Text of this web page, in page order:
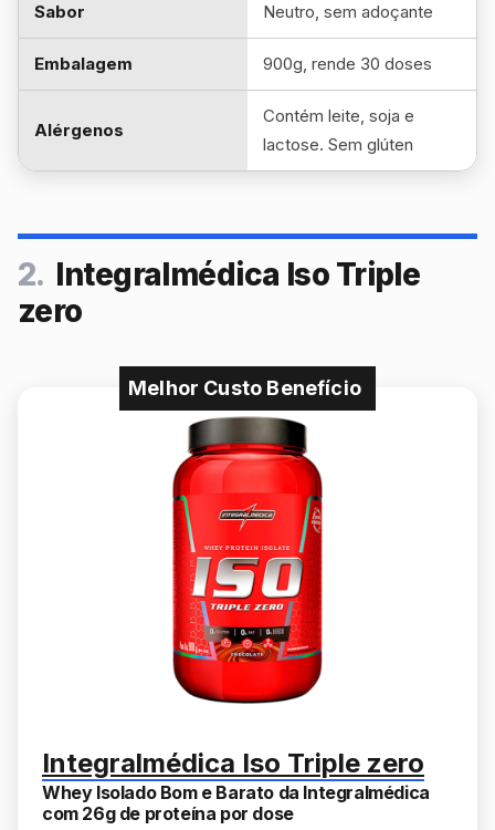
Sabor Neutro, sem adoçante
Embalagem 900g, rende 30 doses
Alérgenos
Contém leite, soja e
lactose. Sem glúten
2. Integralmédica Iso Triple
zero
Melhor Custo Benefício
Integralmédica Iso Triple zero
Whey Isolado Bom e Barato da Integralmédica
com 26g de proteína por dose